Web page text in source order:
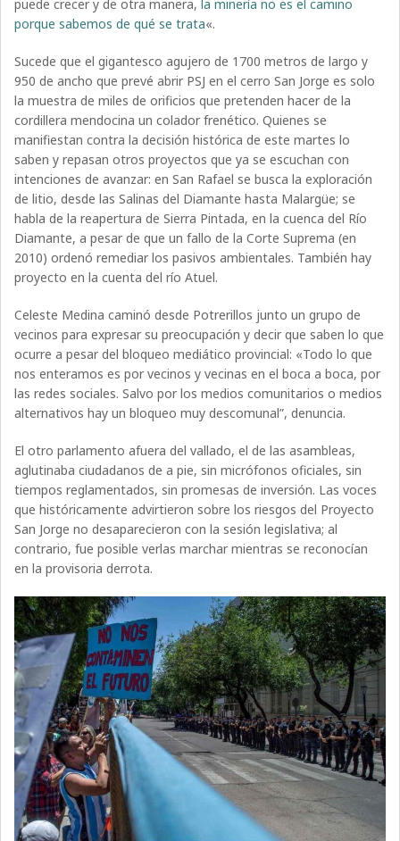
puede crecer y de otra manera,la minería no es el camino
porque sabemos de qué se trata«.
Sucede que el gigantesco agujero de 1700 metros de largo y
950 de ancho que prevé abrir PSJ en el cerro San Jorge es solo
la muestra de miles de orificios que pretenden hacer de la
cordillera mendocina un colador frenético. Quienes se
manifiestan contra la decisión histórica de este martes lo
saben y repasan otros proyectos que ya se escuchan con
intenciones de avanzar: en San Rafael se busca la exploración
de litio, desde las Salinas del Diamante hasta Malargüe; se
habla de la reapertura de Sierra Pintada, en la cuenca del Río
Diamante, a pesar de que un fallo de la Corte Suprema (en
2010) ordenó remediar los pasivos ambientales. También hay
proyecto en la cuenta del río Atuel.
Celeste Medina caminó desde Potrerillos junto un grupo de
vecinos para expresar su preocupación y decir que saben lo que
ocurre a pesar del bloqueo mediático provincial: «Todo lo que
nos enteramos es por vecinos y vecinas en el boca a boca, por
las redes sociales. Salvo por los medios comunitarios o medios
alternativos hay un bloqueo muy descomunal”, denuncia.
El otro parlamento afuera del vallado, el de las asambleas,
aglutinaba ciudadanos de a pie, sin micrófonos oficiales, sin
tiempos reglamentados, sin promesas de inversión. Las voces
que históricamente advirtieron sobre los riesgos del Proyecto
San Jorge no desaparecieron con la sesión legislativa; al
contrario, fue posible verlas marchar mientras se reconocían
en la provisoria derrota.